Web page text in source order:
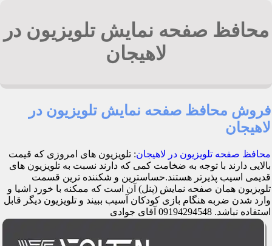
محافظ صفحه نمایش تلویزیون در
لاهیجان
فروش محافظ صفحه نمایش تلویزیون در
لاهیجان
محافظ صفحه تلویزیون در لاهیجان: تلویزیون های امروزی که قیمت
بالایی دارند با توجه به ضخامت کمی که دارند نسبت به تلویزیون های
قدیمی اسیب پذیرتر هستند.حساسترین و شکننده ترین قسمت
تلویزیون همان صفحه نمایش (پنل) آن است که ممکنه با خورد اشیا و
وارد شدن ضربه هنگام بازی کودکان آسیب ببیند و تلویزیون دیگر قابل
استفاده نباشد. 09194294548 آقای جوادی